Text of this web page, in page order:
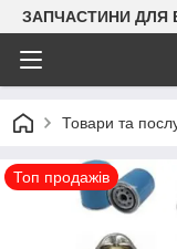
ЗАПЧАСТИНИ ДЛЯ
Товари та
Топ продажів